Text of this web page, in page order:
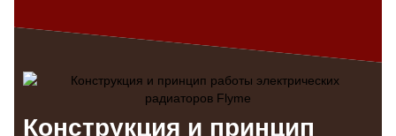
Конструкция и принцип